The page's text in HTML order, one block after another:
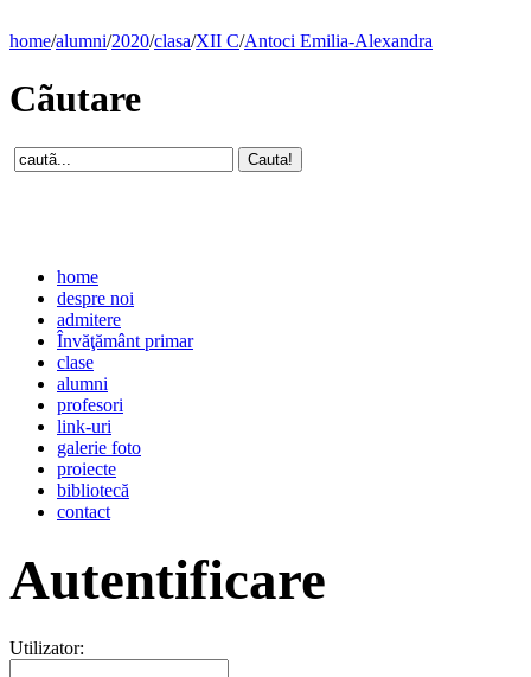
home/alumni/2020/clasa/XII C/Antoci Emilia-Alexandra
Cãutare
home
despre noi
admitere
Învăţământ primar
clase
alumni
profesori
link-uri
galerie foto
proiecte
bibliotecă
contact
Autentificare
Utilizator: